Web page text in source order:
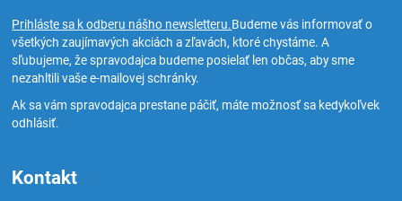
Prihláste sa k odberu nášho newsletteru.Budeme vás informovať o
všetkých zaujímavých akciách a zľavách, ktoré chystáme. A
sľubujeme, že spravodajca budeme posielať len občas, aby sme
nezahltili vaše e-mailovej schránky.
Ak sa vám spravodajca prestane páčiť, máte možnosť sa kedykoľvek
odhlásiť.
Kontakt